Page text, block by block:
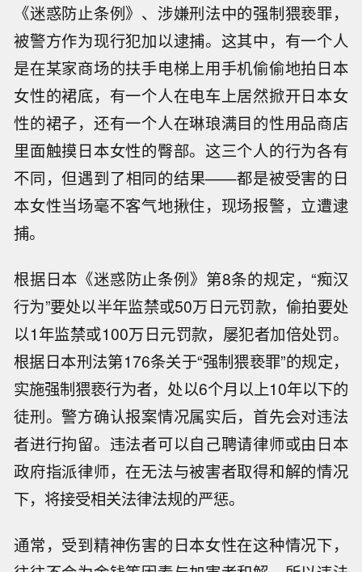
《迷惑防止条例》、涉嫌刑法中的强制猥亵罪，
被警方作为现行犯加以逮捕。这其中，有一个人
是在某家商场的扶手电梯上用手机偷偷地拍日本
女性的裙底，有一个人在电车上居然掀开日本女
性的裙子，还有一个人在琳琅满目的性用品商店
里面触摸日本女性的臀部。这三个人的行为各有
不同，但遇到了相同的结果——都是被受害的日
本女性当场毫不客气地揪住，现场报警，立遭逮
捕。
根据日本《迷惑防止条例》第8条的规定，“痴汉
行为”要处以半年监禁或50万日元罚款，偷拍要处
以1年监禁或100万日元罚款，屡犯者加倍处罚。
根据日本刑法第176条关于“强制猥亵罪”的规定，
实施强制猥亵行为者，处以6个月以上10年以下的
徒刑。警方确认报案情况属实后，首先会对违法
者进行拘留。违法者可以自己聘请律师或由日本
政府指派律师，在无法与被害者取得和解的情况
下，将接受相关法律法规的严惩。
通常，受到精神伤害的日本女性在这种情况下，